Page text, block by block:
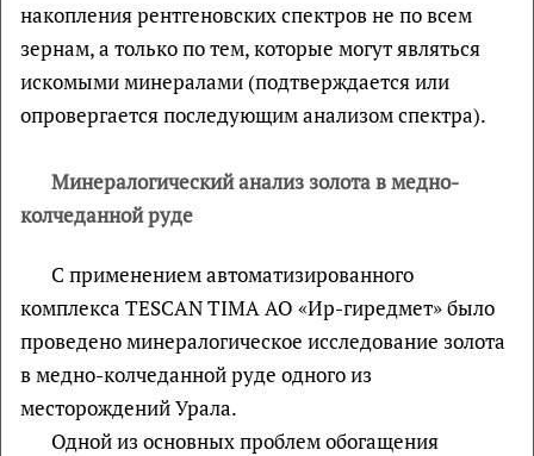
накопления рентгеновских спектров не по всем
зернам, а только по тем, которые могут являться
искомыми минералами (подтверждается или
опровергается последующим анализом спектра).
Минералогический анализ золота в медно-
колчеданной руде
С применением автоматизированного
комплекса TESCAN TIMA АО «Ир-гиредмет» было
проведено минералогическое исследование золота
в медно-колчеданной руде одного из
месторождений Урала.
Одной из основных проблем обогащения